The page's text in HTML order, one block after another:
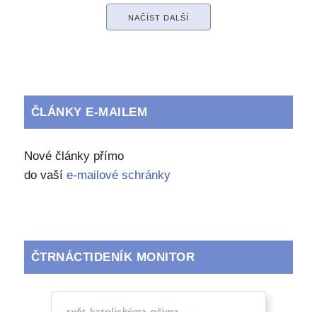
NAČÍST DALŠÍ
ČLÁNKY E-MAILEM
Nové články přímo
do vaší e-mailové schránky
ČTRNÁCTIDENÍK MONITOR